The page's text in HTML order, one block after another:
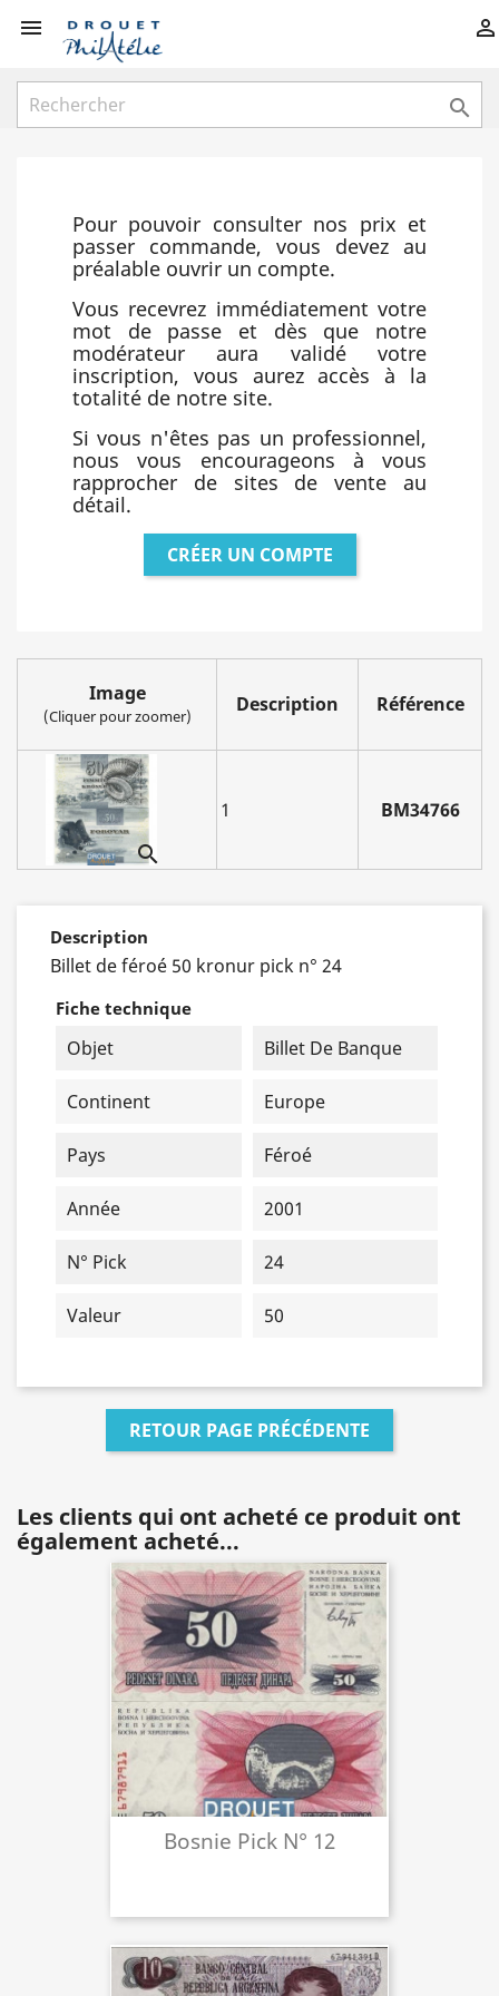
 

Pour pouvoir consulter nos prix et
passer commande, vous devez au
préalable ouvrir un compte.
Vous recevrez immédiatement votre
mot de passe et dès que notre
modérateur aura validé votre
inscription, vous aurez accès à la
totalité de notre site.
Si vous n'êtes pas un professionnel,
nous vous encourageons à vous
rapprocher de sites de vente au
détail.
CRÉER UN COMPTE
Image
(Cliquer pour zoomer) Description Référence

1 BM34766
Description
Billet de féroé 50 kronur pick n° 24
Fiche technique
Objet Billet De Banque
Continent Europe
Pays Féroé
Année 2001
N° Pick 24
Valeur 50
RETOUR PAGE PRÉCÉDENTE
Les clients qui ont acheté ce produit ont
également acheté...
Bosnie Pick N° 12